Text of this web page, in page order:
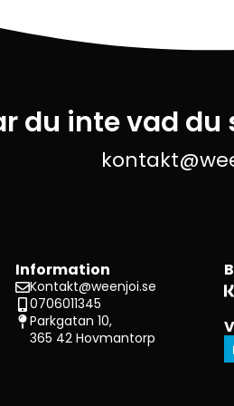
du inte vad du
Information
Kontakt@weenjoi.se
0706011345
Parkgatan 10,
365 42 Hovmantorp